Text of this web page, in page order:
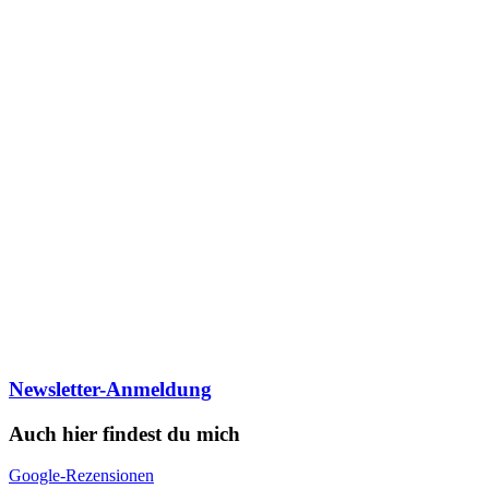
Newsletter-Anmeldung
Auch hier findest du mich
Google-Rezensionen